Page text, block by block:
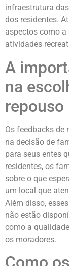
infraestrutura
dos residentes.
aspectos como
atividades
A
na
repouso
Os feedbacks de
na decisão de
para seus entes
residentes, os
sobre o que
um local que
Além disso,
não estão
como a
os moradores.